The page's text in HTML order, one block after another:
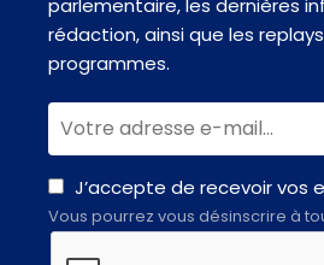
parlementaire, les dernières
rédaction, ainsi que les
programmes.
J’accepte de recevoir vos
Vous pourrez vous désinscrire à